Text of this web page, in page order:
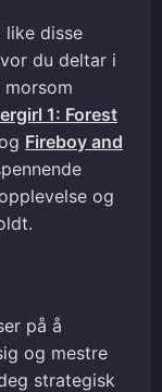
like disse
du deltar i
morsom
1: Forest
Fireboy and
og
på å
og mestre
strategisk